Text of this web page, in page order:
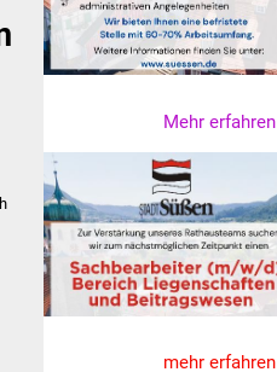
Mehr erfahren
mehr erfahren